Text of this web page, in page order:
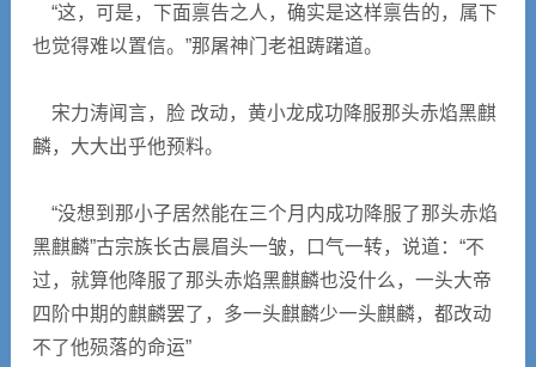
“这，可是，下面禀告之人，确实是这样禀告的，属下
也觉得难以置信。”那屠神门老祖踌躇道。
宋力涛闻言，脸 改动，黄小龙成功降服那头赤焰黑麒
麟，大大出乎他预料。
“没想到那小子居然能在三个月内成功降服了那头赤焰
黑麒麟”古宗族长古晨眉头一皱，口气一转，说道：“不
过，就算他降服了那头赤焰黑麒麟也没什么，一头大帝
四阶中期的麒麟罢了，多一头麒麟少一头麒麟，都改动
不了他殒落的命运”